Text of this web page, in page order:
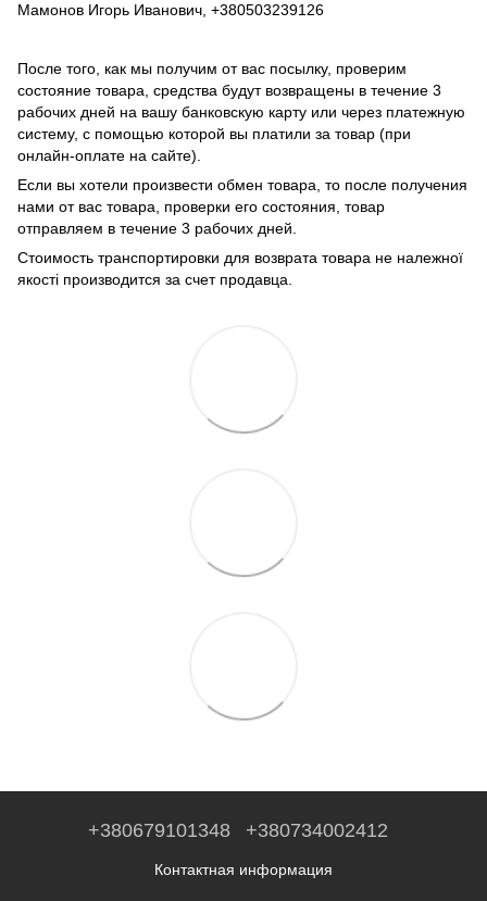
Мамонов Игорь Иванович, +380503239126
После того, как мы получим от вас посылку, проверим
состояние товара, средства будут возвращены в течение 3
рабочих дней на вашу банковскую карту или через платежную
систему, с помощью которой вы платили за товар (при
онлайн-оплате на сайте).
Если вы хотели произвести обмен товара, то после получения
нами от вас товара, проверки его состояния, товар
отправляем в течение 3 рабочих дней.
Стоимость транспортировки для возврата товара не належної
якості производится за счет продавца.
+380679101348 +380734002412
Контактная информация